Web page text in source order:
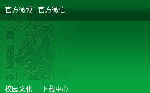
官方微博 官方微信
校园文化 下载中心